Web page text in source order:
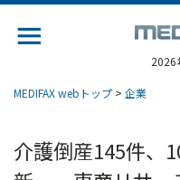
2026
MEDIFAX webトップ > 企業
介護倒産145件、